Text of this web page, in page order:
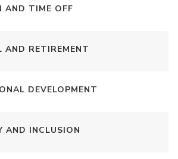
AND TIME OFF
AND RETIREMENT
DEVELOPMENT
AND INCLUSION